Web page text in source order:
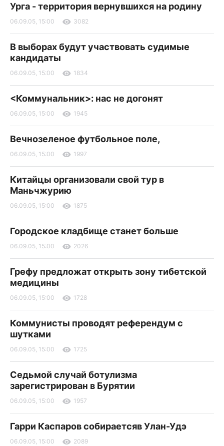
Урга - территория вернувшихся на родину
06.09.05, 15:00 3082
В выборах будут участвовать судимые
кандидаты
06.09.05, 15:00 1834
<Коммунальник>: нас не догонят
06.09.05, 15:00 1945
Вечнозеленое футбольное поле,
06.09.05, 15:00 1997
Китайцы организовали свой тур в
Маньчжурию
06.09.05, 15:00 1875
Городское кладбище станет больше
06.09.05, 15:00 2026
Грефу предложат открыть зону тибетской
медицины
06.09.05, 15:00 1728
Коммунисты проводят референдум с
шутками
06.09.05, 15:00 1725
Седьмой случай ботулизма
зарегистрирован в Бурятии
06.09.05, 15:00 1957
Гарри Каспаров собираетсяв Улан-Удэ
06.09.05, 15:00 2089